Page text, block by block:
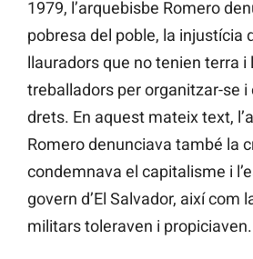
1979, l’arquebisbe Romero
pobresa del poble, la injustícia
llauradors que no tenien terra
treballadors per organitzar-se
drets. En aquest mateix text,
Romero denunciava també la
condemnava el capitalisme i
govern d’El Salvador, així com
militars toleraven i propiciaven.